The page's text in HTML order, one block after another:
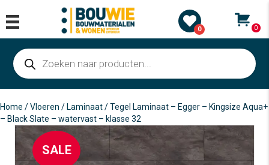
0 0
Producten
zoeken
Home /Vloeren / Laminaat/ Tegel Laminaat – Egger – Kingsize Aqua+
– Black Slate – watervast – klasse 32
SALE